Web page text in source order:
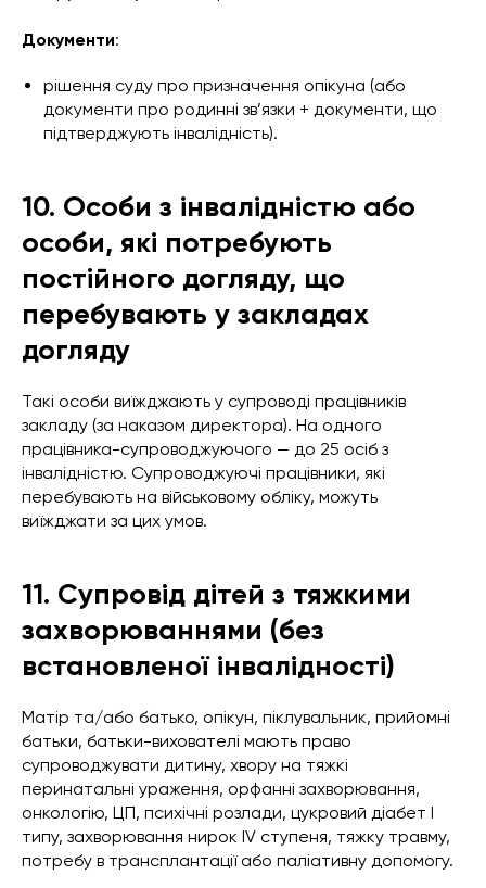
Документи:
рішення суду про призначення опікуна (або
документи про родинні зв’язки + документи, що
підтверджують інвалідність).
10. Особи з інвалідністю або
особи, які потребують
постійного догляду, що
перебувають у закладах
догляду
Такі особи виїжджають у супроводі працівників
закладу (за наказом директора). На одного
працівника-супроводжуючого — до 25 осіб з
інвалідністю. Супроводжуючі працівники, які
перебувають на військовому обліку, можуть
виїжджати за цих умов.
11. Супровід дітей з тяжкими
захворюваннями (без
встановленої інвалідності)
Матір та/або батько, опікун, піклувальник, прийомні
батьки, батьки-вихователі мають право
супроводжувати дитину, хвору на тяжкі
перинатальні ураження, орфанні захворювання,
онкологію, ЦП, психічні розлади, цукровий діабет I
типу, захворювання нирок IV ступеня, тяжку травму,
потребу в трансплантації або паліативну допомогу.